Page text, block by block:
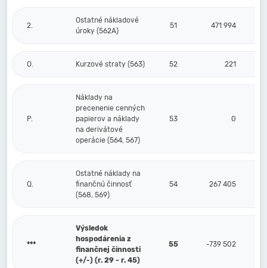
2.
Ostatné nákladové
úroky (562A)
51 471 994
O. Kurzové straty (563) 52 221
P.
Náklady na
precenenie cenných
papierov a náklady
na derivátové
operácie (564, 567)
53 0
Q.
Ostatné náklady na
finančnú činnosť
(568, 569)
54 267 405
***
Výsledok
hospodárenia z
finančnej činnosti
(+/-) (r. 29 - r. 45)
55 -739 502